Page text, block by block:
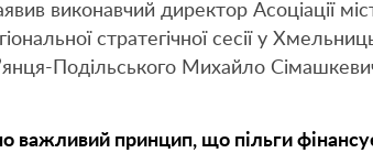
виконавчий директор Асоціації
стратегічної сесії у
Подільського Михайло
важливий принцип, що пільги